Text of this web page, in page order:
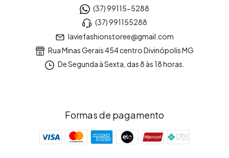
(37) 99115-5288
(37) 991155288
laviefashionstoree@gmail.com
Rua Minas Gerais 454 centro Divinópolis MG
De Segunda à Sexta, das 8 às 18 horas.
Formas de pagamento